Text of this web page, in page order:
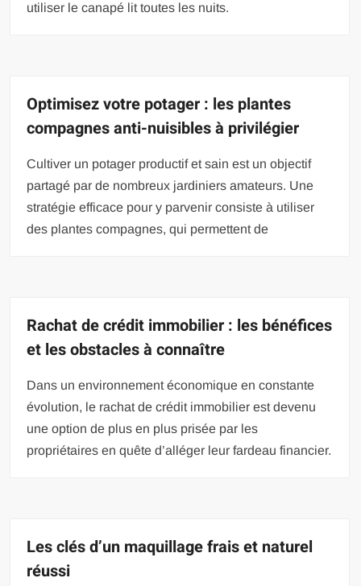
utiliser le canapé lit toutes les nuits.
Optimisez votre potager : les plantes
compagnes anti-nuisibles à privilégier
Cultiver un potager productif et sain est un objectif
partagé par de nombreux jardiniers amateurs. Une
stratégie efficace pour y parvenir consiste à utiliser
des plantes compagnes, qui permettent de
Rachat de crédit immobilier : les bénéfices
et les obstacles à connaître
Dans un environnement économique en constante
évolution, le rachat de crédit immobilier est devenu
une option de plus en plus prisée par les
propriétaires en quête d’alléger leur fardeau financier.
Les clés d’un maquillage frais et naturel
réussi